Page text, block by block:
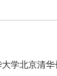
北京清华